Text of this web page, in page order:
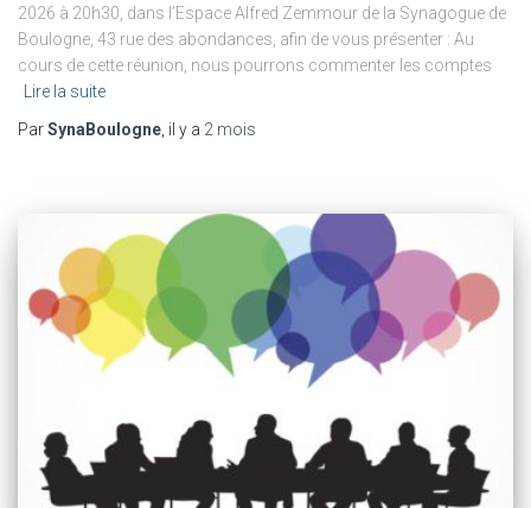
2026 à 20h30, dans l’Espace Alfred Zemmour de la Synagogue de
Boulogne, 43 rue des abondances, afin de vous présenter : Au
cours de cette réunion, nous pourrons commenter les comptes
Lire la suite
ParSynaBoulogne , il y a 2 mois